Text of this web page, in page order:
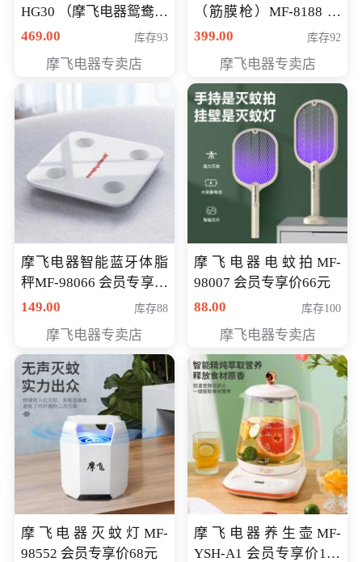
HG30 （摩飞电器鸳鸯锅
MF-HG30 ） 会员专享价
469.00 库存93
摩飞电器专卖店
（筋膜枪）MF-8188 会
员专享价268元
399.00 库存92
摩飞电器专卖店
摩飞电器智能蓝牙体脂
秤MF-98066 会员专享价
98元
149.00 库存88
摩飞电器专卖店
摩飞电器电蚊拍MF-
98007 会员专享价66元
88.00
库存100
摩飞电器专卖店
摩飞电器灭蚊灯MF-
98552 会员专享价68元
摩飞电器养生壶MF-
YSH-A1 会员专享价198